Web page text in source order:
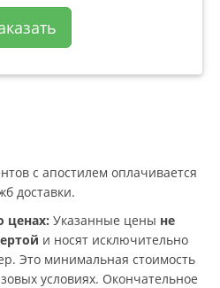
с апостилем оплачивается
доставки.
ценах: Указанные цены не
и носят исключительно
Это минимальная стоимость
условиях. Окончательное